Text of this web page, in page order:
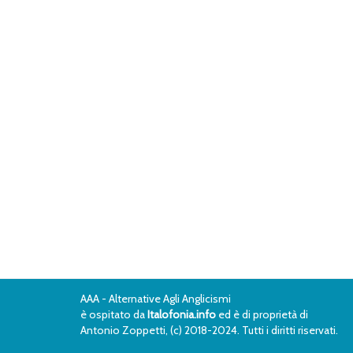
AAA - Alternative Agli Anglicismi
è ospitato daItalofonia.info ed è di proprietà di
Antonio Zoppetti, (c) 2018-2024. Tutti i diritti riservati.